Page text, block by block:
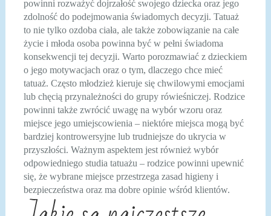
powinni rozważyć dojrzałość swojego dziecka oraz jego
zdolność do podejmowania świadomych decyzji. Tatuaż
to nie tylko ozdoba ciała, ale także zobowiązanie na całe
życie i młoda osoba powinna być w pełni świadoma
konsekwencji tej decyzji. Warto porozmawiać z dzieckiem
o jego motywacjach oraz o tym, dlaczego chce mieć
tatuaż. Często młodzież kieruje się chwilowymi emocjami
lub chęcią przynależności do grupy rówieśniczej. Rodzice
powinni także zwrócić uwagę na wybór wzoru oraz
miejsce jego umiejscowienia – niektóre miejsca mogą być
bardziej kontrowersyjne lub trudniejsze do ukrycia w
przyszłości. Ważnym aspektem jest również wybór
odpowiedniego studia tatuażu – rodzice powinni upewnić
się, że wybrane miejsce przestrzega zasad higieny i
bezpieczeństwa oraz ma dobre opinie wśród klientów.